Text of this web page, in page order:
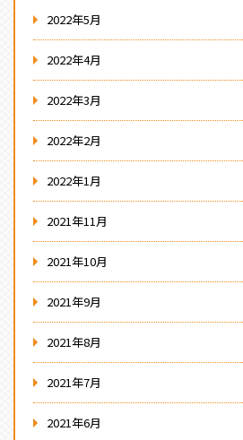
2022年5月
2022年4月
2022年3月
2022年2月
2022年1月
2021年11月
2021年10月
2021年9月
2021年8月
2021年7月
2021年6月